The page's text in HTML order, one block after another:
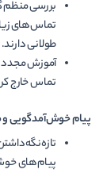
بررسی منظم
تماس‌های
طولانی دارند.
آموزش
تماس خارج
پیام خوش‌آمدگویی و
پیام‌های